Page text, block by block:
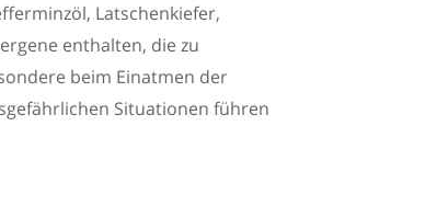
Latschenkiefer,
enthalten, die zu
beim Einatmen der
Situationen führen